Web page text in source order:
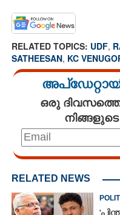
RELATED TOPICS: UDF,
SATHEESAN, KC
ഒരു
RELATED NEWS